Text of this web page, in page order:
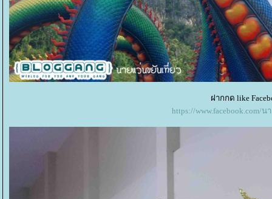
ฝากกด like
https://www.facebook.com/